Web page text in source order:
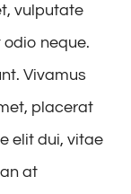
vulputate
neque.
Vivamus
placerat
elit dui, vitae
at